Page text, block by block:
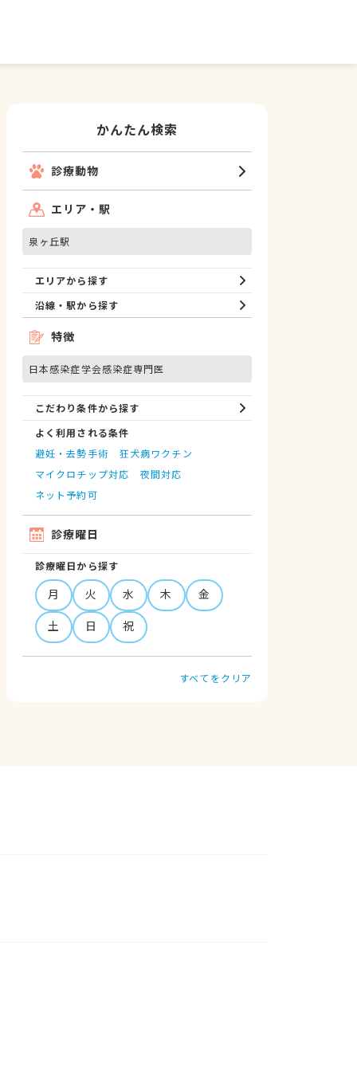
かんたん検索
診療動物
エリア・駅
泉ヶ丘駅
エリアから探す
沿線・駅から探す
特徴
日本感染症学会感染症専門医
こだわり条件から探す
よく利用される条件
避妊・去勢手術
狂犬病ワクチン
マイクロチップ対応
夜間対応
ネット予約可
診療曜日
診療曜日から探す
月 火 水 木
金
土
日 祝
すべてをクリア